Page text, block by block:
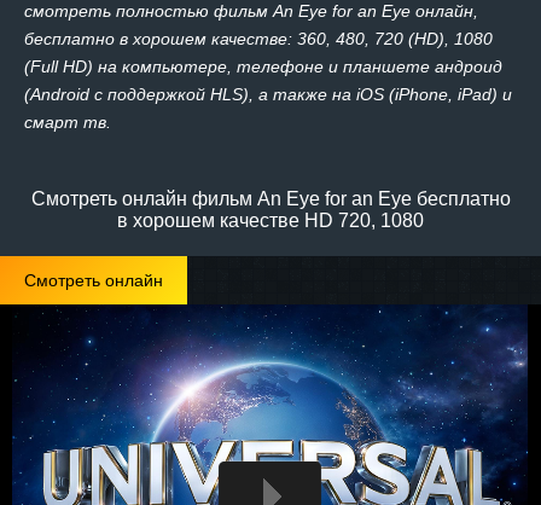
смотреть полностью фильм An Eye for an Eye онлайн,
бесплатно в хорошем качестве: 360, 480, 720 (HD), 1080
(Full HD) на компьютере, телефоне и планшете андроид
(Android с поддержкой HLS), а также на iOS (iPhone, iPad) и
смарт тв.
Смотреть онлайн фильм An Eye for an Eye бесплатно
в хорошем качестве HD 720, 1080
Смотреть онлайн